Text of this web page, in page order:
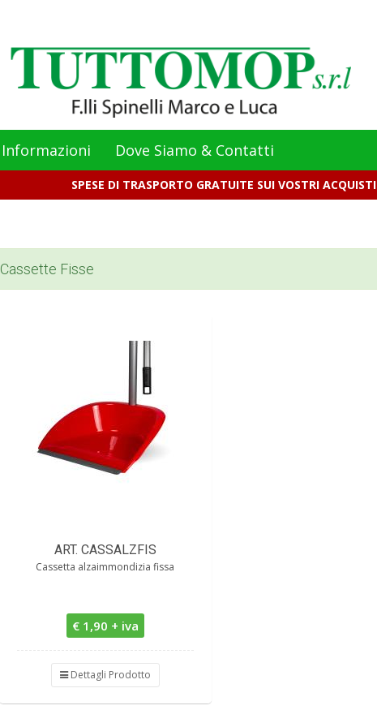
Informazioni Dove Siamo & Contatti
SPESE DI TRASPORTO GRATUITE SUI VOSTRI ACQUISTI
Cassette Fisse
ART. CASSALZFIS
Cassetta alzaimmondizia fissa
€ 1,90 + iva
Dettagli Prodotto